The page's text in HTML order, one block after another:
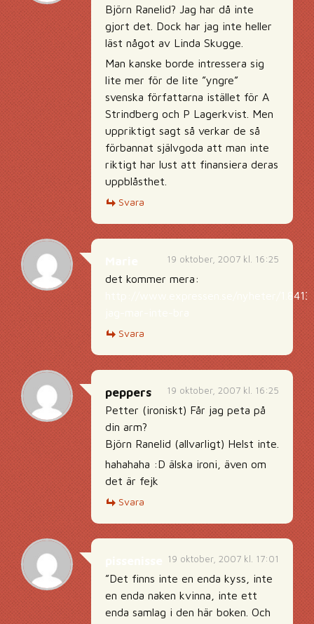
Björn Ranelid? Jag har då inte
gjort det. Dock har jag inte heller
läst något av Linda Skugge.
Man kanske borde intressera sig
lite mer för de lite ”yngre”
svenska författarna istället för A
Strindberg och P Lagerkvist. Men
uppriktigt sagt så verkar de så
förbannat självgoda att man inte
riktigt har lust att finansiera deras
uppblåsthet.
Svara
19 oktober, 2007 kl. 16:25
det kommer mera:
http://www.expressen.se/nyheter/
Svara
19 oktober, 2007 kl. 16:25
peppers
Petter (ironiskt) Får jag peta på
din arm?
Björn Ranelid (allvarligt) Helst inte.
hahahaha :D älska ironi, även om
det är fejk
Svara
19 oktober, 2007 kl. 17:01
”Det finns inte en enda kyss, inte
en enda naken kvinna, inte ett
enda samlag i den här boken. Och